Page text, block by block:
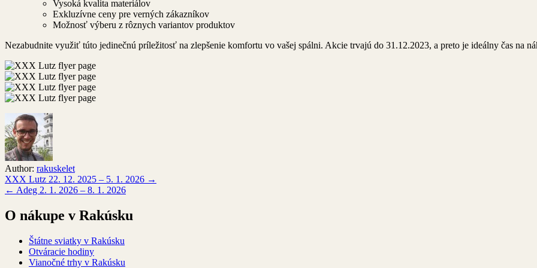
Vysoká kvalita materiálov
Exkluzívne ceny pre verných zákazníkov
Možnosť výberu z rôznych variantov produktov
Nezabudnite využiť túto jedinečnú príležitosť na zlepšenie komfortu vo vašej spálni. Akcie trvajú do 31.12.2023, a preto je ideálny čas na
Author: rakuskelet
Navigácia
v
článku
XXX Lutz 22. 12. 2025 – 5. 1. 2026 →
← Adeg 2. 1. 2026 – 8. 1. 2026
O nákupe v Rakúsku
Štátne sviatky v Rakúsku
Otváracie hodiny
Vianočné trhy v Rakúsku